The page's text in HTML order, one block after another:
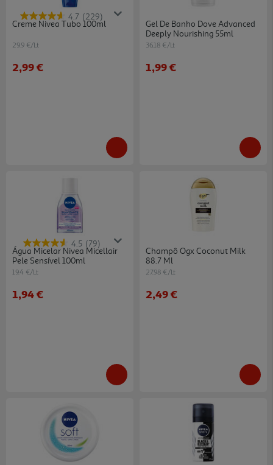
4.7 (229)
Creme Nivea Tubo 100ml
29.9 €/Lt
2,99 €
Gel De Banho Dove Advanced
Deeply Nourishing 55ml
36.18 €/Lt
1,99 €
4.5 (79)
Água Micelar Nivea Micellair
Pele Sensível 100ml
19.4 €/Lt
1,94 €
Champô Ogx Coconut Milk
88.7 Ml
27.98 €/Lt
2,49 €